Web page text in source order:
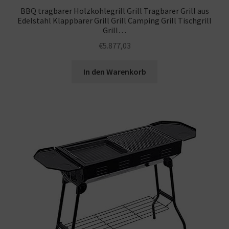
BBQ tragbarer Holzkohlegrill Grill Tragbarer Grill aus
Edelstahl Klappbarer Grill Grill Camping Grill Tischgrill
Grill…
€5.877,03
In den Warenkorb